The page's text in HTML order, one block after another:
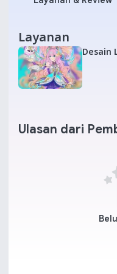
Layanan
Desain
Ulasan dari